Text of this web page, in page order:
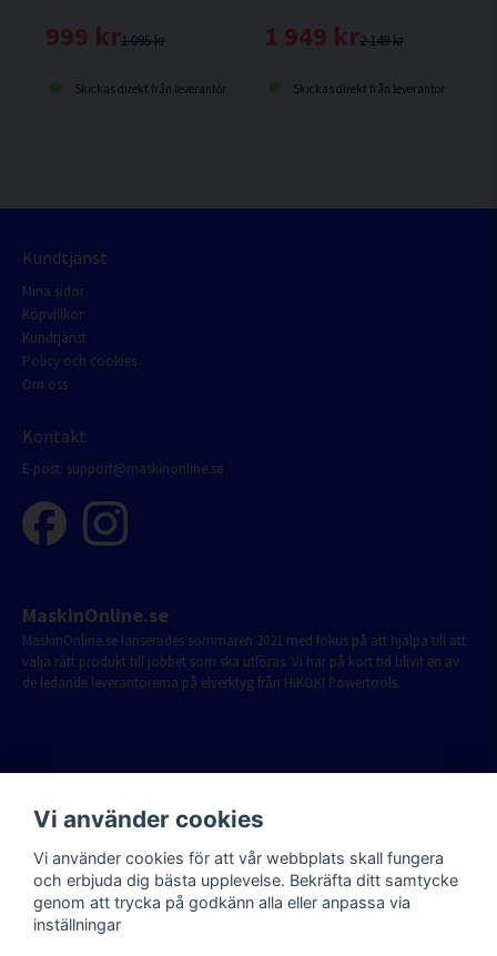
1 095 kr
999 kr
Skickas direkt från leverantör
2 149 kr
1 949 kr
Skickas direkt från leverantör
Kundtjänst
Mina sidor
Köpvillkor
Kundtjänst
Policy och cookies
Om oss
Kontakt
E-post: support@maskinonline.se
MaskinOnline.se
MaskinOnline.se lanserades sommaren 2021 med fokus på att hjälpa till att
välja rätt produkt till jobbet som ska utföras. Vi har på kort tid blivit en av
de ledande leverantörerna på elverktyg från HiKOKI Powertools.
Vi använder cookies
Vi använder cookies för att vår webbplats skall fungera
och erbjuda dig bästa upplevelse. Bekräfta ditt samtycke
genom att trycka på godkänn alla eller anpassa via
inställningar